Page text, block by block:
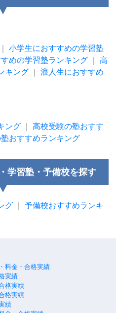
小学生におすすめの学習塾
めの学習塾ランキング
高
キング
浪人生におすすめ
ング
高校受験の塾おすす
おすすめランキング
学習塾・予備校を探す
グ
予備校おすすめランキ
料金・合格実績
実績
格実績
格実績
績